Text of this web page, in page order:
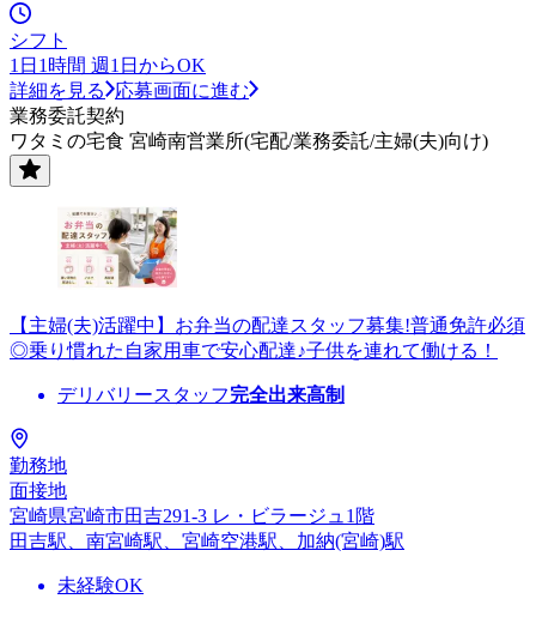
シフト
1日1時間 週1日からOK
詳細を見る
応募画面に進む
業務委託契約
ワタミの宅食 宮崎南営業所(宅配/業務委託/主婦(夫)向け)
【主婦(夫)活躍中】お弁当の配達スタッフ募集!普通免許必須
◎乗り慣れた自家用車で安心配達♪子供を連れて働ける！
デリバリースタッフ完全出来高制
勤務地
面接地
宮崎県宮崎市田吉291-3 レ・ビラージュ1階
田吉駅、南宮崎駅、宮崎空港駅、加納(宮崎)駅
未経験OK